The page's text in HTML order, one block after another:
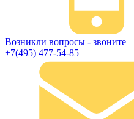
Возникли вопросы - звоните
+7(495) 477-54-85